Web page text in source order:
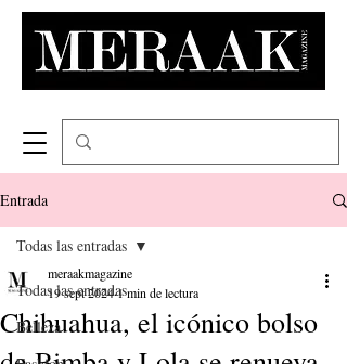
Entrada
Todas las entradas
Belleza
Todas las entradas
Chihuahua, el icónico bolso
meraakmagazine
19 sept 20241 min de lectura